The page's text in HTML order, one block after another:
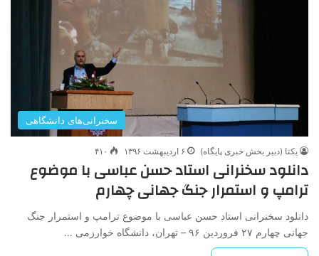
سخنرانی‌های دانشگاهی
یکتا (دبیر بخش خبری پایگاه) ۶ اردیبهشت ۱۳۹۶ ۴۱۰
دانلود سخنرانی استاد حسن عباسی با موضوع
ترامپ و استمرار جنگ جهانی چهارم
دانلود سخنرانی استاد حسن عباسی با موضوع ترامپ و استمرار جنگ
جهانی چهارم ۲۷ فروردین ۹۶ – تهران، دانشگاه خوارزمی …